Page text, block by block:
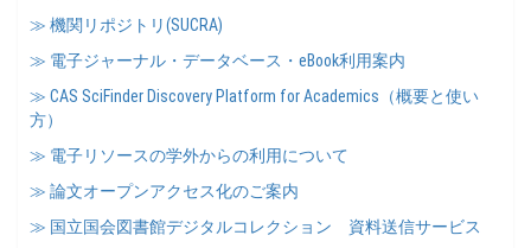
≫ 機関リポジトリ(SUCRA)
≫ 電子ジャーナル・データベース・eBook利用案内
≫ CAS SciFinder Discovery Platform for Academics（概要と使い
方）
≫ 電子リソースの学外からの利用について
≫ 論文オープンアクセス化のご案内
≫ 国立国会図書館デジタルコレクション 資料送信サービス